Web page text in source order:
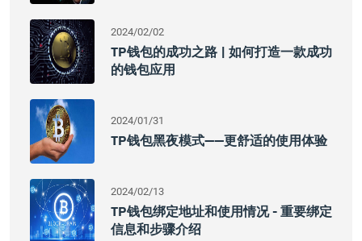
2024/02/02
TP钱包的成功之路 | 如何打造一款成功
的钱包应用
2024/01/31
TP钱包黑夜模式——更舒适的使用体验
2024/02/13
TP钱包绑定地址和使用情况 - 重要绑定
信息和步骤介绍